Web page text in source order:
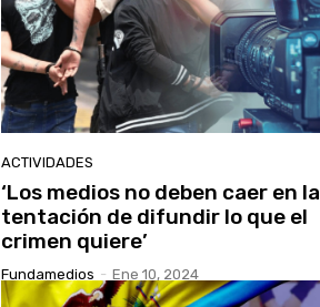
ACTIVIDADES
‘Los medios no deben caer en la
tentación de difundir lo que el
crimen quiere’
Fundamedios - Ene 10, 2024